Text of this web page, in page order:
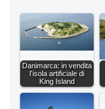
Danimarca: in vendita
l'isola artificiale di
King Island